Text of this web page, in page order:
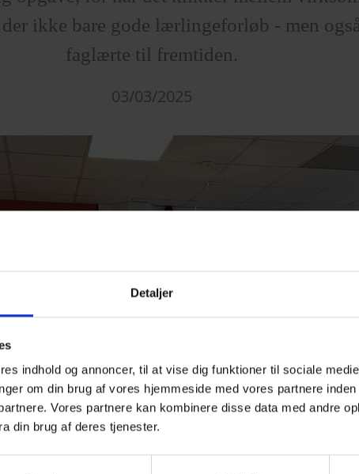
Detaljer
indhold og annoncer, til at vise dig funktioner til sociale
om din brug af vores hjemmeside med vores partnere
Vores partnere kan kombinere disse data med andre
din brug af deres tjenester.
ikke bare gode lærlingeforløb - men
faglærte til fremtiden.
03/03/2025